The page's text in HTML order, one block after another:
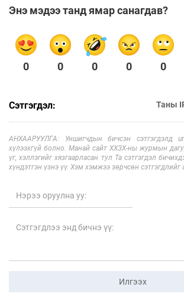
Энэ мэдээ танд ямар санагдав?
0 0 0 0 0
Сэтгэгдэл: Таны
АНХААРУУЛГА: Уншигчдын бичсэн сэтгэгдэлд
хүлээхгүй болно. Манай сайт ХХЗХ-ны журмын
үг, хэллэгийг хязгаарласан тул Та сэтгэгдэл
хүндэтгэн үзнэ үү. Хэм хэмжээ зөрчсөн сэтгэгдлийг
Илгээх